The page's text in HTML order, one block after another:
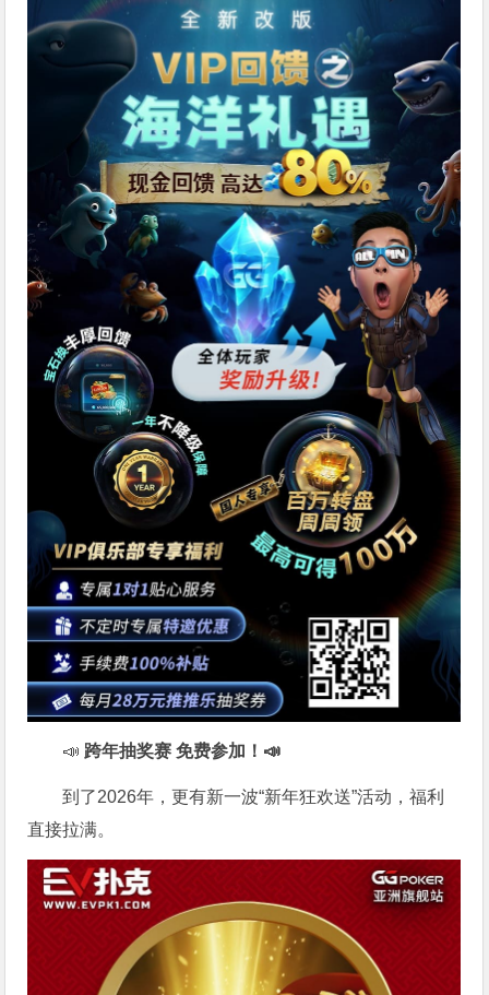
📣 跨年抽奖赛 免费参加 ！📣
到了2026年，更有新一波“新年狂欢送”活动，福利
直接拉满。